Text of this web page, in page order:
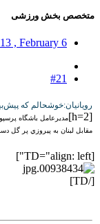
متخصص بخش ورزشی
, February 6
#21
رويانيان:خوشحالم که
[h=2]
مديرعامل باشگاه
مقابل لبنان به پيروزي پر گل
[TD="align: left"]
[/TD]